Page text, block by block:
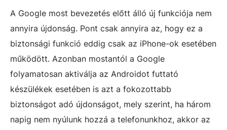
A Google most bevezetés előtt álló új funkciója nem
annyira újdonság. Pont csak annyira az, hogy ez a
biztonsági funkció eddig csak az iPhone-ok esetében
működött. Azonban mostantól a Google
folyamatosan aktiválja az Androidot futtató
készülékek esetében is azt a fokozottabb
biztonságot adó újdonságot, mely szerint, ha három
napig nem nyúlunk hozzá a telefonunkhoz, akkor az